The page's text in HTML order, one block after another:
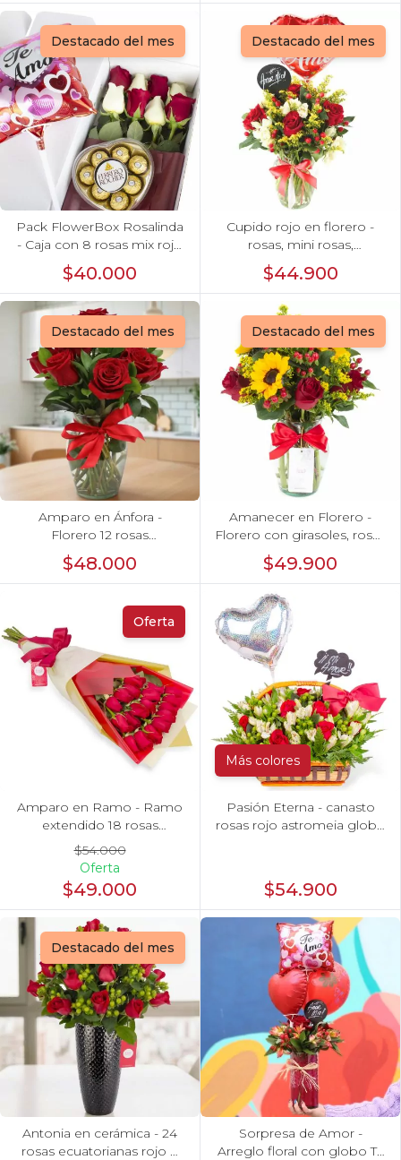
Destacado del mes
Pack FlowerBox Rosalinda
- Caja con 8 rosas mix rojo
y blanco, Ferrero Rocher
corazón 100g y globo Te
amo
$40.000
Destacado del mes
Cupido rojo en florero -
rosas, mini rosas,
hypericum, globo te amo y
pizarra
$44.900
Destacado del mes
Amparo en Ánfora -
Florero 12 rosas
ecuatorianas rojo
$48.000
Destacado del mes
Amanecer en Florero -
Florero con girasoles, rosas
rojo e hypericum
$49.900
Oferta
Amparo en Ramo - Ramo
extendido 18 rosas
ecuatoriana rojo
$54.000
Oferta
$49.000
Más colores
Pasión Eterna - canasto
rosas rojo astromeia globo
$54.900
Destacado del mes
Antonia en cerámica - 24
rosas ecuatorianas rojo e
Sorpresa de Amor -
Arreglo floral con globo Te